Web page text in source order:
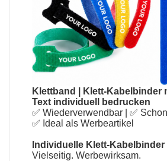
Klettband
Klett-Kabelbinder
Text individuell bedrucken
✅ Wiederverwendbar | ✅
✅ Ideal als Werbeartikel
Individuelle Klett-Kabelbinder
Vielseitig. Werbewirksam.